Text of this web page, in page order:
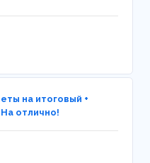
на итоговый +
отлично!